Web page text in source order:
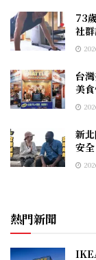
73
社
台
美
新
安全
熱門新聞